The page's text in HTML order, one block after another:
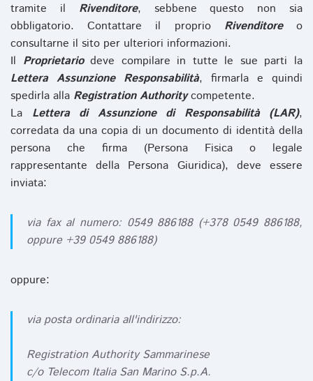
tramite il Rivenditore, sebbene questo non sia
obbligatorio. Contattare il proprio Rivenditoreo
consultarne il sito per ulteriori informazioni.
Il Proprietariodeve compilare in tutte le sue parti la
Lettera Assunzione Responsabilità, firmarla e quindi
spedirla alla Registration Authoritycompetente.
La Lettera di Assunzione di Responsabilità (LAR),
corredata da una copia di un documento di identità della
persona che firma (Persona Fisica o legale
rappresentante della Persona Giuridica), deve essere
inviata:
via fax al numero: 0549 886188 (+378 0549 886188,
oppure +39 0549 886188)
oppure:
via posta ordinaria all'indirizzo:
Registration Authority Sammarinese
c/o Telecom Italia San Marino S.p.A.